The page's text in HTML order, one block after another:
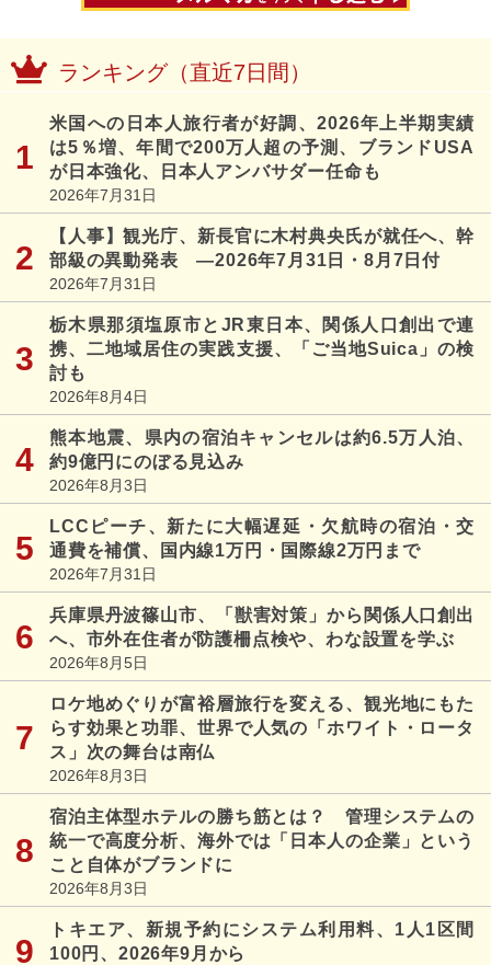
ランキング（直近7日間）
米国への日本人旅行者が好調、2026年上半期実績
は5％増、年間で200万人超の予測、ブランドUSA
が日本強化、日本人アンバサダー任命も
2026年7月31日
【人事】観光庁、新長官に木村典央氏が就任へ、幹
部級の異動発表 ―2026年7月31日・8月7日付
2026年7月31日
栃木県那須塩原市とJR東日本、関係人口創出で連
携、二地域居住の実践支援、「ご当地Suica」の検
討も
2026年8月4日
熊本地震、県内の宿泊キャンセルは約6.5万人泊、
約9億円にのぼる見込み
2026年8月3日
LCCピーチ、新たに大幅遅延・欠航時の宿泊・交
通費を補償、国内線1万円・国際線2万円まで
2026年7月31日
兵庫県丹波篠山市、「獣害対策」から関係人口創出
へ、市外在住者が防護柵点検や、わな設置を学ぶ
2026年8月5日
ロケ地めぐりが富裕層旅行を変える、観光地にもた
らす効果と功罪、世界で人気の「ホワイト・ロータ
ス」次の舞台は南仏
2026年8月3日
宿泊主体型ホテルの勝ち筋とは？ 管理システムの
統一で高度分析、海外では「日本人の企業」という
こと自体がブランドに
2026年8月3日
トキエア、新規予約にシステム利用料、1人1区間
100円、2026年9月から